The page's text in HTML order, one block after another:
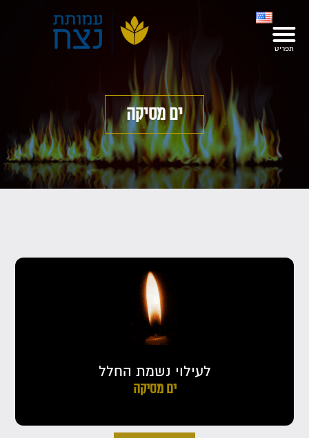
ים מסיקה
לעילוי נשמת החלל
ים מסיקה